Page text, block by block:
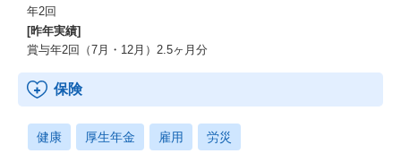
インフラエンジニア向けの研修です。
ネットワーク概要や基礎知識、Webサーバ・ファイルサーバ構築
などインフラ分野で必要なスキルを学びます。
ネットワーク設計構築、サーバ保守監視、システム運用
WindowsOSサーバ、LinuxOSサーバ、Ciscoルーター・スイッチな
｜メカトロニクス研修
年2回
[昨年実績]
賞与年2回（7月・12月）2.5ヶ月分
保険
健康 厚生年金 雇用 労災